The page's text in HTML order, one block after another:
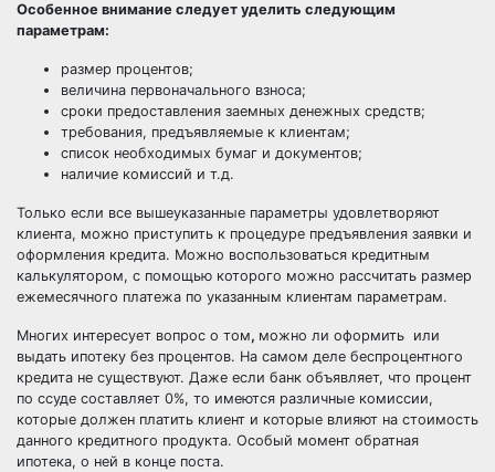
Особенное внимание следует уделить следующим
параметрам:
размер процентов;
величина первоначального взноса;
сроки предоставления заемных денежных средств;
требования, предъявляемые к клиентам;
список необходимых бумаг и документов;
наличие комиссий и т.д.
Только если все вышеуказанные параметры удовлетворяют
клиента, можно приступить к процедуре предъявления заявки и
оформления кредита. Можно воспользоваться кредитным
калькулятором, с помощью которого можно рассчитать размер
ежемесячного платежа по указанным клиентам параметрам.
Многих интересует вопрос о том, можно ли оформить или
выдать ипотеку без процентов. На самом деле беспроцентного
кредита не существуют. Даже если банк объявляет, что процент
по ссуде составляет 0%, то имеются различные комиссии,
которые должен платить клиент и которые влияют на стоимость
данного кредитного продукта. Особый момент обратная
ипотека, о ней в конце поста.